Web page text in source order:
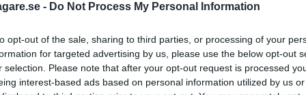
- Do Not Process My Personal Information
opt-out of the sale, sharing to third parties, or processing of your
for targeted advertising by us, please use the below opt-out
selection. Please note that after your opt-out request is processed
interest-based ads based on personal information utilized by us
ser ut som små skottkärrehjul. Vikten blir 40
som 14-tumshjul.
en ny el-småbil som har motorerna i hjulen.